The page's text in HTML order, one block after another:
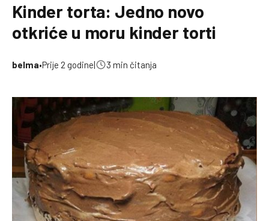
Kinder torta: Jedno novo
otkriće u moru kinder torti
belma•Prije 2 godine| 3 min čitanja